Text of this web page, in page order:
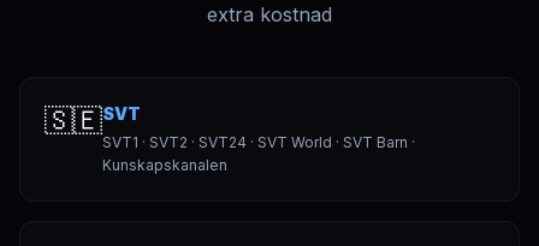
extra kostnad
🇸🇪SVT
SVT1 · SVT2 · SVT24 · SVT World · SVT Barn ·
Kunskapskanalen